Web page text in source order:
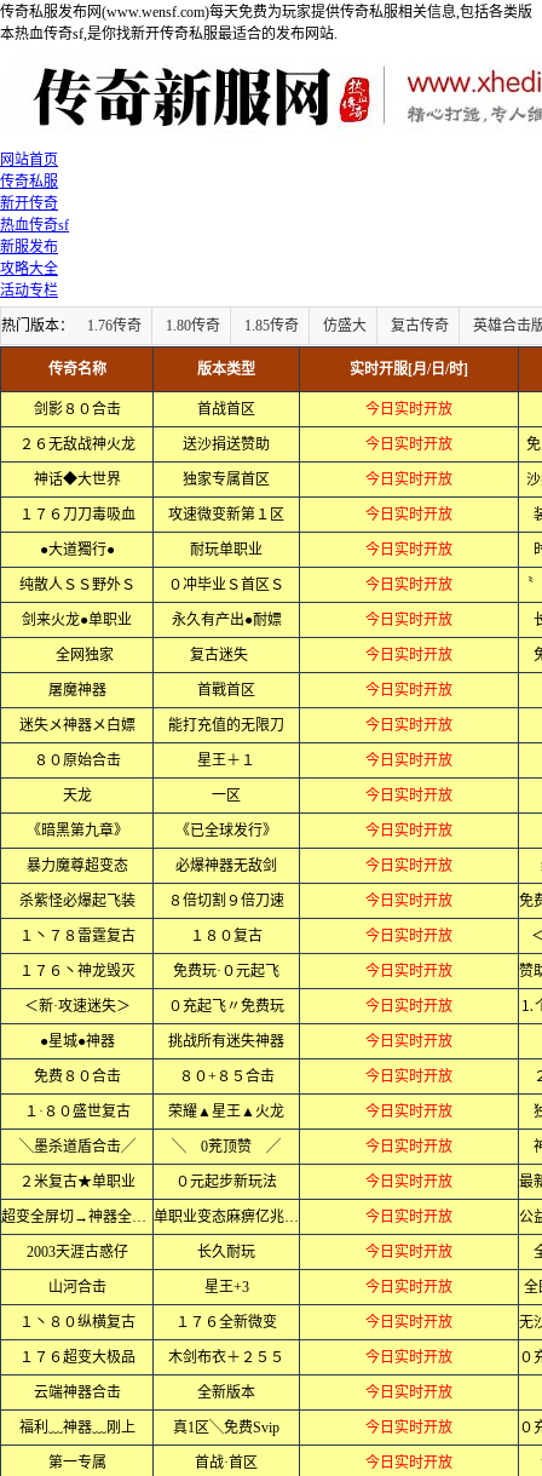
传奇私服发布网(www.wensf.com)每天免费为玩家提供传奇私服相关信息,包括各类版
本热血传奇sf,是你找新开传奇私服最适合的发布网站.
网站首页
传奇私服
新开传奇
热血传奇sf
新服发布
攻略大全
活动专栏
热门版本： 1.76传奇 1.80传奇 1.85传奇 仿盛大 复古传奇 英雄合击
传奇名称 版本类型 实时开服[月/日/时]
剑影８０合击 首战首区 今日实时开放
２６无敌战神火龙 送沙捐送赞助 今日实时开放
神话◆大世界 独家专属首区 今日实时开放
１７６刀刀毒吸血 攻速微变新第１区 今日实时开放
●大道獨行● 耐玩单职业 今日实时开放
纯散人ＳＳ野外Ｓ ０冲毕业Ｓ首区Ｓ 今日实时开放
剑来火龙●单职业 永久有产出●耐嫖 今日实时开放
全网独家 复古迷失 今日实时开放
屠魔神器 首戰首区 今日实时开放
迷失メ神器メ白嫖 能打充值的无限刀 今日实时开放
８０原始合击 星王＋１ 今日实时开放
天龙 一区 今日实时开放
《暗黑第九章》 《已全球发行》 今日实时开放
暴力魔尊超变态 必爆神器无敌剑 今日实时开放
杀紫怪必爆起飞装 ８倍切割９倍刀速 今日实时开放
１丶７８雷霆复古 １８０复古 今日实时开放
１７６丶神龙毁灭 免费玩·０元起飞 今日实时开放
＜新·攻速迷失＞ ０充起飞〃免费玩 今日实时开放 ⒈
●星城●神器 挑战所有迷失神器 今日实时开放
免费８０合击 ８０+８５合击 今日实时开放
１·８０盛世复古 荣耀▲星王▲火龙 今日实时开放
╲墨杀道盾合击╱ ╲ 0茺顶赞 ╱ 今日实时开放
２米复古★单职业 ０元起步新玩法 今日实时开放
超变全屏切→神器全屏乱炸 单职业变态麻痹亿兆爆率 今日实时开放
2003天涯古惑仔 长久耐玩 今日实时开放
山河合击 星王+3 今日实时开放 全
１丶８０纵横复古 １７６全新微变 今日实时开放
１７６超变大极品 木剑布衣＋２５５ 今日实时开放
云端神器合击 全新版本 今日实时开放
福利﹏神器﹏刚上 真1区╲免费Svip 今日实时开放
第一专属 首战·首区 今日实时开放